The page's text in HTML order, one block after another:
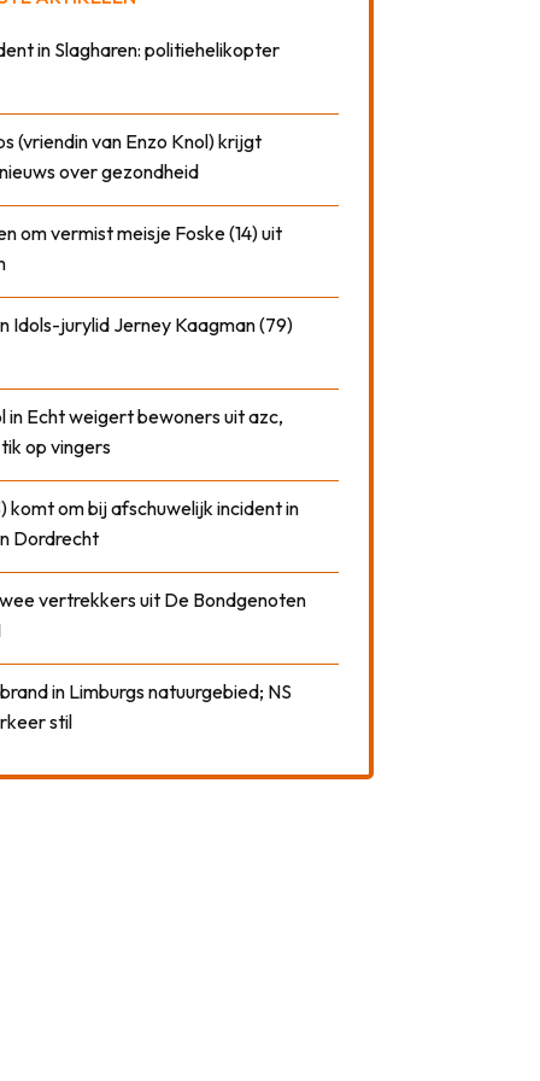
in Slagharen: politiehelikopter
(vriendin van Enzo Knol) krijgt
over gezondheid
om vermist meisje Foske (14) uit
Idols-jurylid Jerney Kaagman (79)
in Echt weigert bewoners uit azc,
op vingers
komt om bij afschuwelijk incident in
Dordrecht
vertrekkers uit De Bondgenoten
in Limburgs natuurgebied; NS
stil